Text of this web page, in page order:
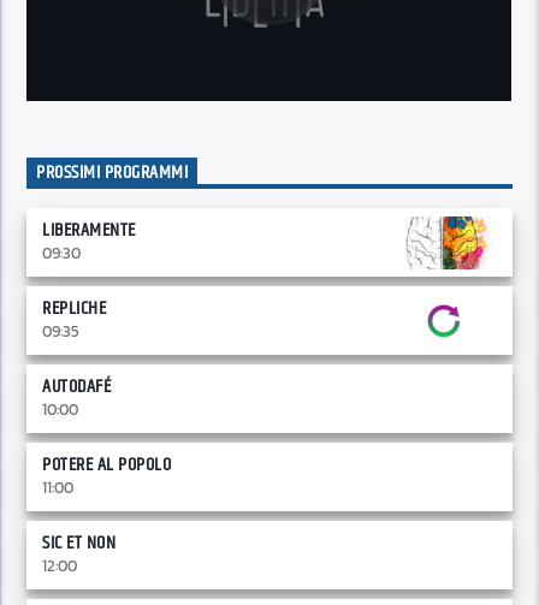
PROSSIMI PROGRAMMI
LIBERAMENTE
09:30
REPLICHE
09:35
AUTODAFÉ
10:00
POTERE AL POPOLO
11:00
SIC ET NON
12:00